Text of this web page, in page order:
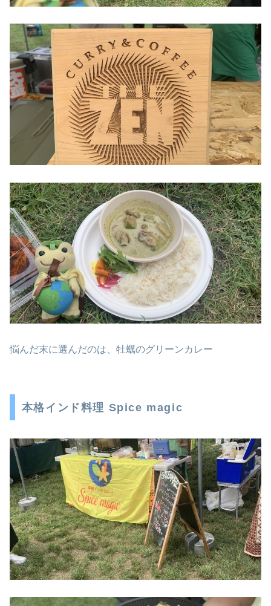
悩んだ末に選んだのは、牡蠣のグリーンカレー
本格インド料理 Spice magic